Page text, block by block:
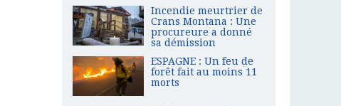
Incendie meurtrier de
Crans Montana : Une
procureure a donné
sa démission
ESPAGNE : Un feu de
forêt fait au moins 11
morts